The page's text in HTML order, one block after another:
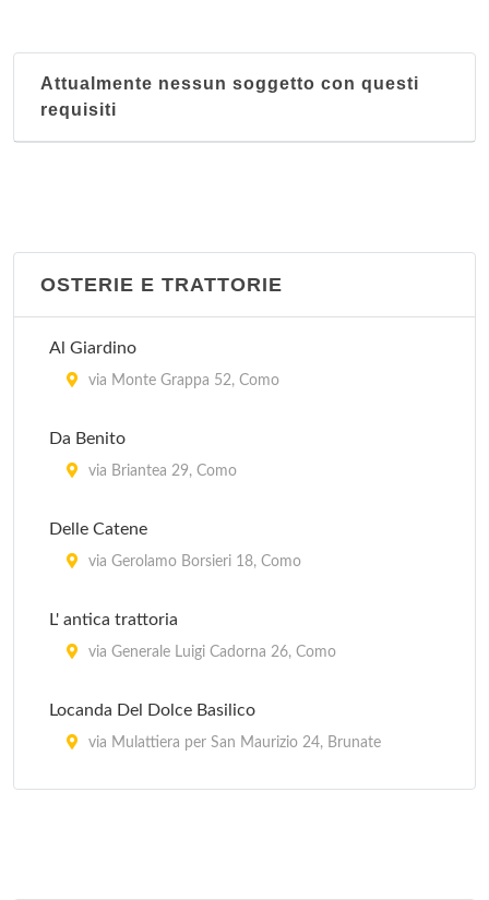
Attualmente nessun soggetto con questi
requisiti
OSTERIE E TRATTORIE
Al Giardino
via Monte Grappa 52, Como
Da Benito
via Briantea 29, Como
Delle Catene
via Gerolamo Borsieri 18, Como
L' antica trattoria
via Generale Luigi Cadorna 26, Como
Locanda Del Dolce Basilico
via Mulattiera per San Maurizio 24, Brunate